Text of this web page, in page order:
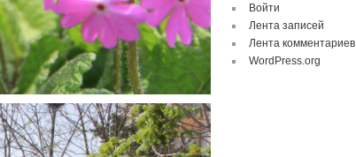
Войти
Лента записей
Лента комментариев
WordPress.org